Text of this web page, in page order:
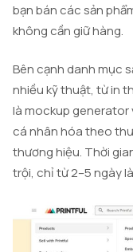
bạn bán các sản
không cần giữ hàng.
Bên cạnh danh mục
nhiều kỹ thuật, từ in
là mockup generator
cá nhân hóa theo
thương hiệu. Thời
trội, chỉ từ 2–5 ngày